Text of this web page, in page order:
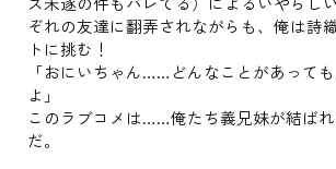
ぞれの友達に翻弄されながらも、俺は詩
トに挑む！
「おにいちゃん……どんなことがあって
よ」
このラブコメは……俺たち義兄妹が結ば
だ。